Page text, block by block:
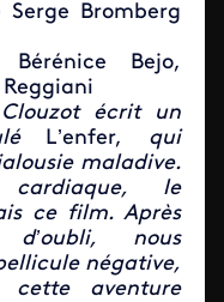
Bromberg
Bejo,
Clouzot écrit un
L’enfer, qui
maladive.
le
ce film. Après
d’oubli, nous
négative,
aventure